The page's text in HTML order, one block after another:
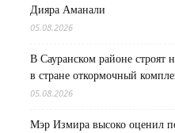
Дияра Аманали
05.08.2026
В Сауранском районе строят
в стране откормочный
05.08.2026
Мэр Измира высоко оценил